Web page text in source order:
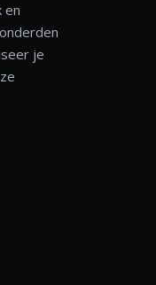
en
je